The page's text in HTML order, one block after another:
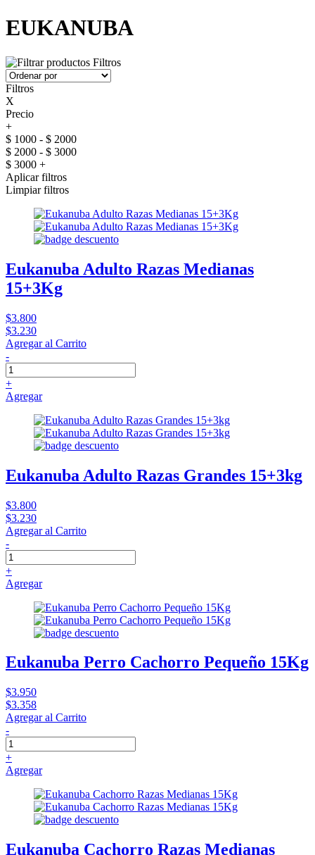
EUKANUBA
Filtros
Filtros
X
Precio
+
$ 1000 - $ 2000
$ 2000 - $ 3000
$ 3000 +
Aplicar filtros
Limpiar filtros
Eukanuba Adulto Razas Medianas
15+3Kg
$3.800
$3.230
Agregar al Carrito
-
+
Agregar
Eukanuba Adulto Razas Grandes 15+3kg
$3.800
$3.230
Agregar al Carrito
-
+
Agregar
Eukanuba Perro Cachorro Pequeño 15Kg
$3.950
$3.358
Agregar al Carrito
-
+
Agregar
Eukanuba Cachorro Razas Medianas